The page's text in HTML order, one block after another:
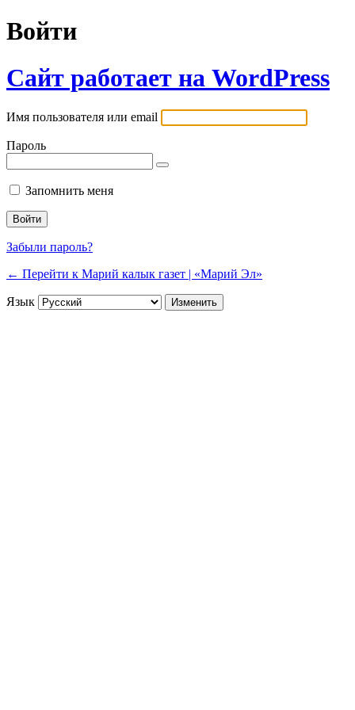
Войти
Сайт работает на WordPress
Имя пользователя или email
Пароль
Запомнить меня
Забыли пароль?
← Перейти к Марий калык газет | «Марий Эл»
Язык